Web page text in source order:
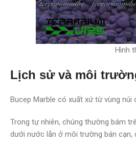
Hình
Lịch sử và môi
Bucep Marble có xuất xứ từ vùng núi
Trong tự nhiên, chúng thường bám
dưới nước lẫn ở môi trường bán